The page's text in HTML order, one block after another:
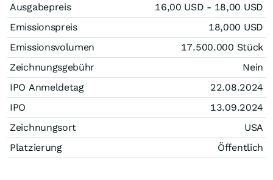
Ausgabepreis 16,00 USD - 18,00 USD
Emissionspreis
18,000 USD
Emissionsvolumen
17.500.000 Stück
Zeichnungsgebühr
Nein
IPO Anmeldetag
22.08.2024
IPO
13.09.2024
Zeichnungsort
USA
Platzierung
Öffentlich